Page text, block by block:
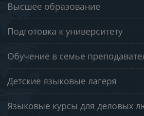
Высшее образование
Подготовка к университету
Обучение в семье
Детские языковые лагеря
Языковые курсы для деловых